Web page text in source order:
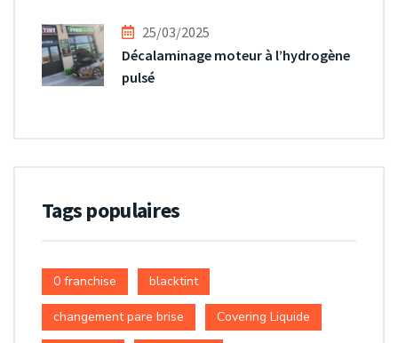
25/03/2025
Décalaminage moteur à l’hydrogène
pulsé
Tags populaires
0 franchise blacktint
changement pare brise Covering Liquide